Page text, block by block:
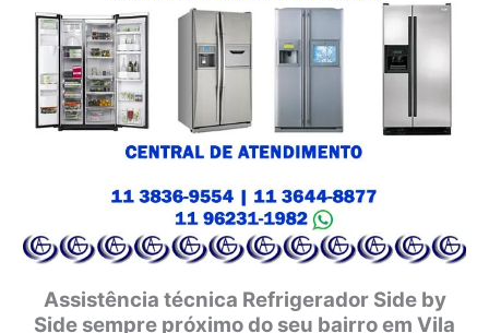
Assistência técnica Refrigerador Side by
Side sempre próximo do seu bairro em Vila